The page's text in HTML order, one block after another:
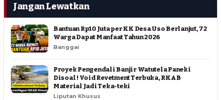
Jangan Lewatkan
Bantuan Rp10 Juta per KK Desa Uso Berlanjut, 72
Warga Dapat Manfaat Tahun 2026
Banggai
Proyek Pengendali Banjir Watutela Paneki
Disoal ! Void Revetment Terbuka, RKAB
Material Jadi Teka-teki
Liputan Khusus